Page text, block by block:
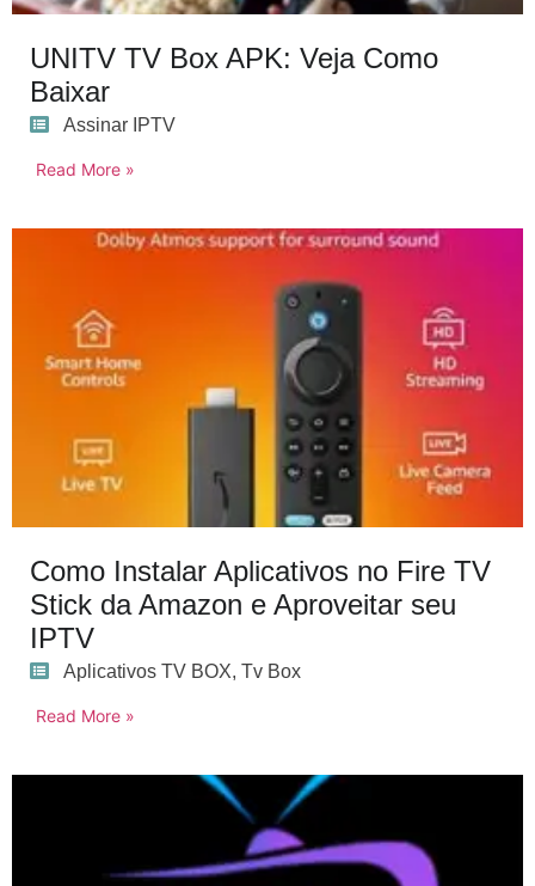
UNITV TV Box APK: Veja Como
Baixar
Assinar IPTV
Read More »
Como Instalar Aplicativos no Fire TV
Stick da Amazon e Aproveitar seu
IPTV
Aplicativos TV BOX, Tv Box
Read More »